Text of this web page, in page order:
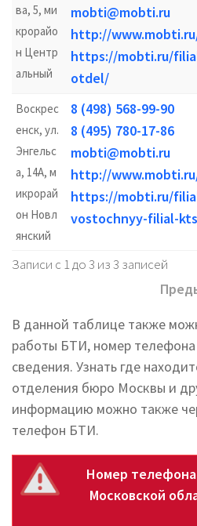
ва, 5, ми
крорайо
н Центр
альный
mobti@mobti.ru
http://
https://mobti.ru/
otdel/
Воскрес
енск, ул.
Энгельс
а, 14А, м
икрорай
он Новл
янский
8 (498) 568-99-90
8 (495) 780-17-86
mobti@mobti.ru
http://
https://mobti.ru/
vostochnyy-filial-
Записи с 1 до 3 из 3 записей
В данной таблице также
работы БТИ, номер
сведения. Узнать где
отделения бюро Москвы и
информацию можно также
телефон БТИ.
Номер
Московской